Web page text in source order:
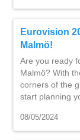
Eurovision
Malmö!
Are you ready
Malmö? With
corners of the
start planning
08/05/2024